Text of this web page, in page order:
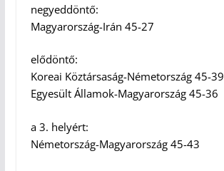
negyeddöntő:
Magyarország-Irán 45-27
elődöntő:
Koreai Köztársaság-Németország 45-39
Egyesült Államok-Magyarország 45-36
a 3. helyért:
Németország-Magyarország 45-43